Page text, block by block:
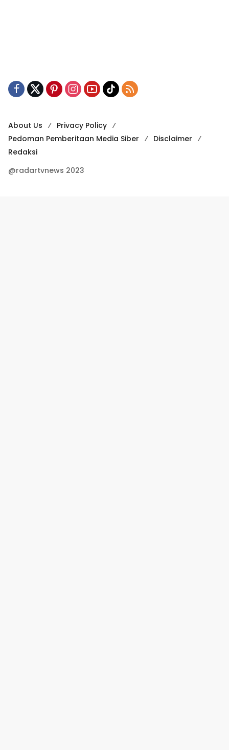
About Us
Privacy Policy
Pedoman Pemberitaan Media Siber
Disclaimer
Redaksi
@radartvnews 2023